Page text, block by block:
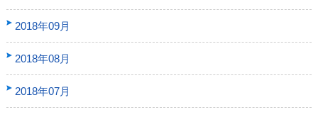
2018年09月
2018年08月
2018年07月